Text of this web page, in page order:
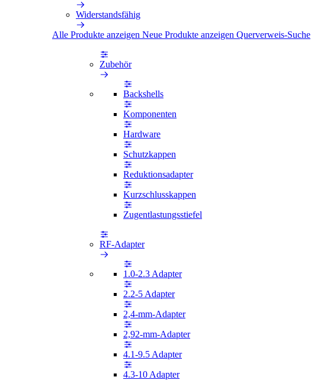
Widerstandsfähig
Alle Produkte anzeigen Neue Produkte anzeigen Querverweis-Suche
Zubehör
Backshells
Komponenten
Hardware
Schutzkappen
Reduktionsadapter
Kurzschlusskappen
Zugentlastungsstiefel
RF-Adapter
1.0-2.3 Adapter
2.2-5 Adapter
2,4-mm-Adapter
2,92-mm-Adapter
4.1-9.5 Adapter
4.3-10 Adapter